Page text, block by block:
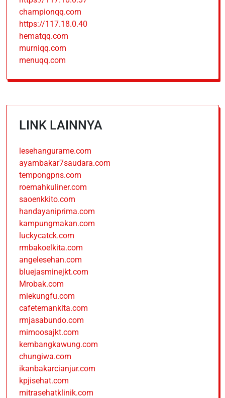
championqq.com
https://117.18.0.40
hematqq.com
murniqq.com
menuqq.com
LINK LAINNYA
lesehangurame.com
ayambakar7saudara.com
tempongpns.com
roemahkuliner.com
saoenkkito.com
handayaniprima.com
kampungmakan.com
luckycatck.com
rmbakoelkita.com
angelesehan.com
bluejasminejkt.com
Mrobak.com
miekungfu.com
cafetemankita.com
rmjasabundo.com
mimoosajkt.com
kembangkawung.com
chungiwa.com
ikanbakarcianjur.com
kpjisehat.com
mitrasehatklinik.com